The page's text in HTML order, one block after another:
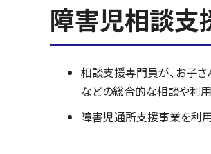
障害児相談支
相談支援専門員が、お子
などの総合的な相談や利
障害児通所支援事業を利用